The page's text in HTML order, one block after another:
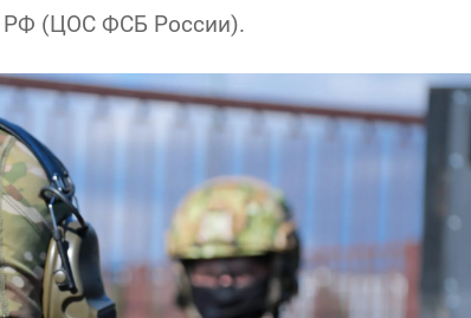
РФ (ЦОС ФСБ России).